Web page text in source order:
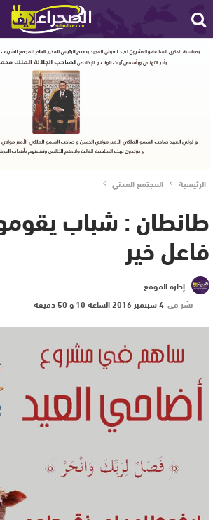
الرئيسية المجتمع المدني
طانطان : شباب
فاعل خير
إدارة الموقع
نشر في 4 سبتمبر 2016 الساعة 10 و 50 دقيقة